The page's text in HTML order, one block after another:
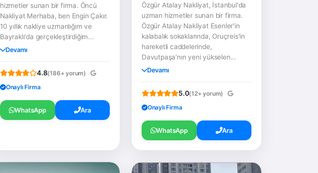
hizmetler sunan bir firma. Öncü
Nakliyat Merhaba, ben Engin Çakır.
10 yıllık nakliye uzmanlığım ve
Bayraklı'da gerçekleştirdiğim...
Devamı
4.8(186+ yorum)
Onaylı Firma
WhatsApp Ara
Özgür Atalay Nakliyat, İstanbul'da
uzman hizmetler sunan bir firma.
Özgür Atalay Nakliyat Esenler'in
kalabalık sokaklarında, Oruçreis'in
hareketli caddelerinde,
Davutpaşa'nın yeni yükselen...
Devamı
5.0(12+ yorum)
Onaylı Firma
WhatsApp Ara